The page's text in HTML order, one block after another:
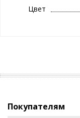
Цвет
Покупателям